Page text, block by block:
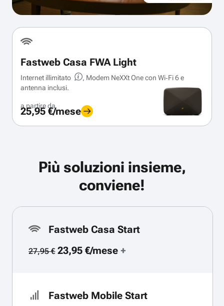
Fastweb Casa FWA Light
Internet illimitato
, Modem NeXXt One con Wi‑Fi 6 e
antenna inclusi.
a partire da
25,95 €/mese
Più soluzioni insieme,
conviene!
Fastweb Casa Start
27,95 €23,95 €/mese+
Fastweb Mobile Start